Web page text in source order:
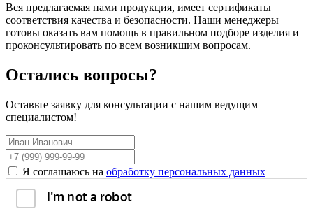
Вся предлагаемая нами продукция, имеет сертификаты
соответствия качества и безопасности. Наши менеджеры
готовы оказать вам помощь в правильном подборе изделия и
проконсультировать по всем возникшим вопросам.
Остались вопросы?
Оставьте заявку для консультации с нашим ведущим
специалистом!
Я соглашаюсь на обработку персональных данных